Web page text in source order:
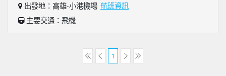
出發地：高雄-小港機場 航班資訊
主要交通：飛機
1